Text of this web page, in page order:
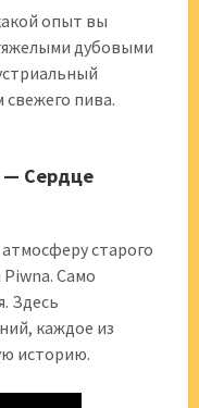
опыт вы
дубовыми
пива.
— Сердце
старого
Само
Здесь
каждое из
историю.